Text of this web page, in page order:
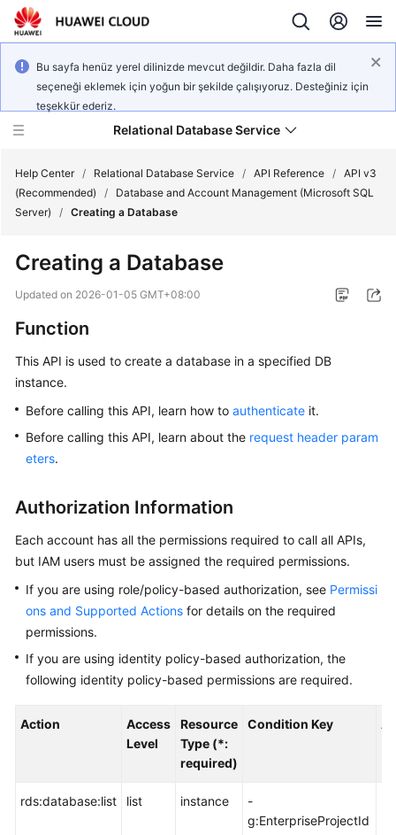
Bu sayfa henüz yerel dilinizde mevcut değildir. Daha fazla dil
seçeneği eklemek için yoğun bir şekilde çalışıyoruz. Desteğiniz için
teşekkür ederiz.
Relational Database Service
Service
Overview
Billing
Getting
Kernels
Best
Practices
Performance
White
Paper
API
FAQs
Help Center / Relational Database Service / API Reference / API v3
(Recommended)
/
Database and Account Management (Microsoft SQL
Server)
/ Creating a Database
Creating a Database
Updated on 2026-01-05 GMT+08:00
Function
This API is used to create a database in a specified DB
instance.
Before calling this API, learn how to authenticate it.
Before calling this API, learn about the request header param
eters.
Authorization Information
Each account has all the permissions required to call all APIs,
but IAM users must be assigned the required permissions.
If you are using role/policy-based authorization, see Permissi
ons and Supported Actions for details on the required
permissions.
If you are using identity policy-based authorization, the
following identity policy-based permissions are required.
Action
Access
Level
Resource
Type (*:
required)
Condition Key
rds:database:list list instance
-
g:EnterpriseProjectId